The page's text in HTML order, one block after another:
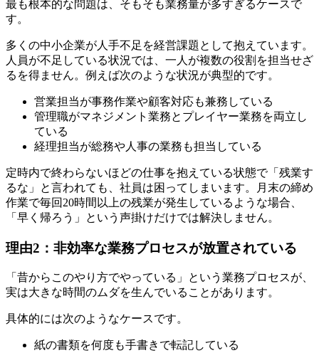
最も根本的な問題は、そもそも業務量が多すぎるケースで
す。
多くの中小企業が人手不足を経営課題として抱えています。
人員が不足している状況では、一人が複数の役割を担当せざ
るを得ません。例えば次のような状況が典型的です。
営業担当が事務作業や顧客対応も兼務している
管理職がマネジメント業務とプレイヤー業務を両立し
ている
経理担当が総務や人事の業務も担当している
定時内で終わらないほどの仕事を抱えている状態で「残業す
るな」と言われても、社員は困ってしまいます。月末の締め
作業で毎回20時間以上の残業が発生しているような場合、
「早く帰ろう」という声掛けだけでは解決しません。
理由2：非効率な業務プロセスが放置されている
「昔からこのやり方でやっている」という業務プロセスが、
実は大きな時間のムダを生んでいることがあります。
具体的には次のようなケースです。
紙の書類を何度も手書きで転記している